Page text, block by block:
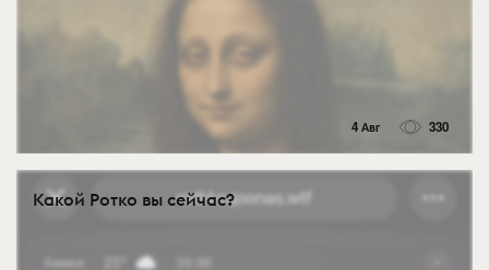
4 Авг 330
Какой Ротко вы сейчас?